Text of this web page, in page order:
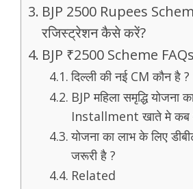
BJP 2500 Rupees
रजिस्ट्रेशन कैसे करें?
BJP ₹2500 Scheme
दिल्ली की नई CM कौन है ?
BJP महिला समृद्धि योजना
Installment खाते मे कब
योजना का लाभ के लिए
जरूरी है ?
Related